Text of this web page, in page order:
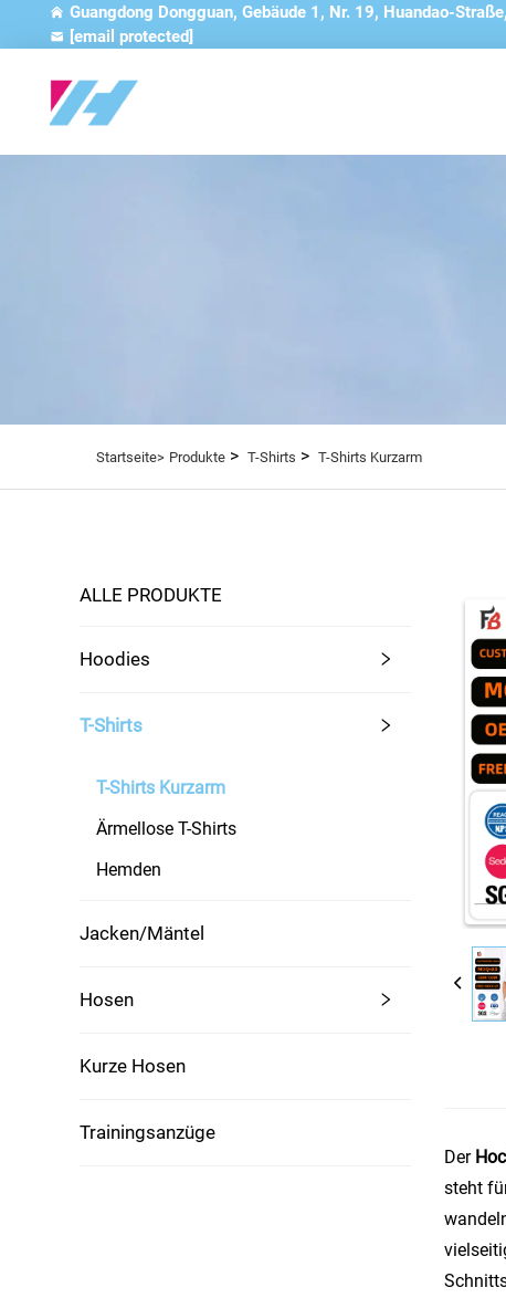
Guangdong Dongguan, Gebäude 1, Nr. 19, Huandao-
[email protected]
Startseite> Produkte > T-Shirts > T-Shirts Kurzarm
ALLE PRODUKTE
Hoodies
T-Shirts
T-Shirts Kurzarm
Ärmellose T-Shirts
Hemden
Jacken/Mäntel
Hosen
Kurze Hosen
Trainingsanzüge
Der
steht